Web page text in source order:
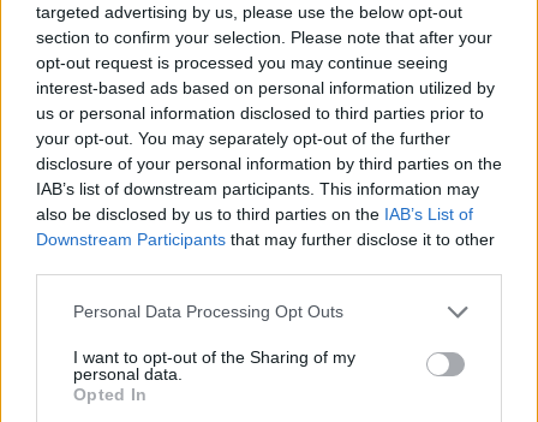
targeted advertising by us, please use the below opt-out
section to confirm your selection. Please note that after your
opt-out request is processed you may continue seeing
interest-based ads based on personal information utilized by
us or personal information disclosed to third parties prior to
your opt-out. You may separately opt-out of the further
disclosure of your personal information by third parties on the
IAB’s list of downstream participants. This information may
also be disclosed by us to third parties on the IAB’s List of
Downstream Participants that may further disclose it to other
Personal Data Processing Opt Outs
I want to opt-out of the Sharing of my
personal data.
Opted In
Neověřeno
0 uživatelům se líbí
Neověřený profil
Tento uživatel zatím neprokázal svou identitu ověřovací
fotografií. U neověřených profilů nelze zaručit, že fotografie a
údaje odpovídají skutečné osobě.